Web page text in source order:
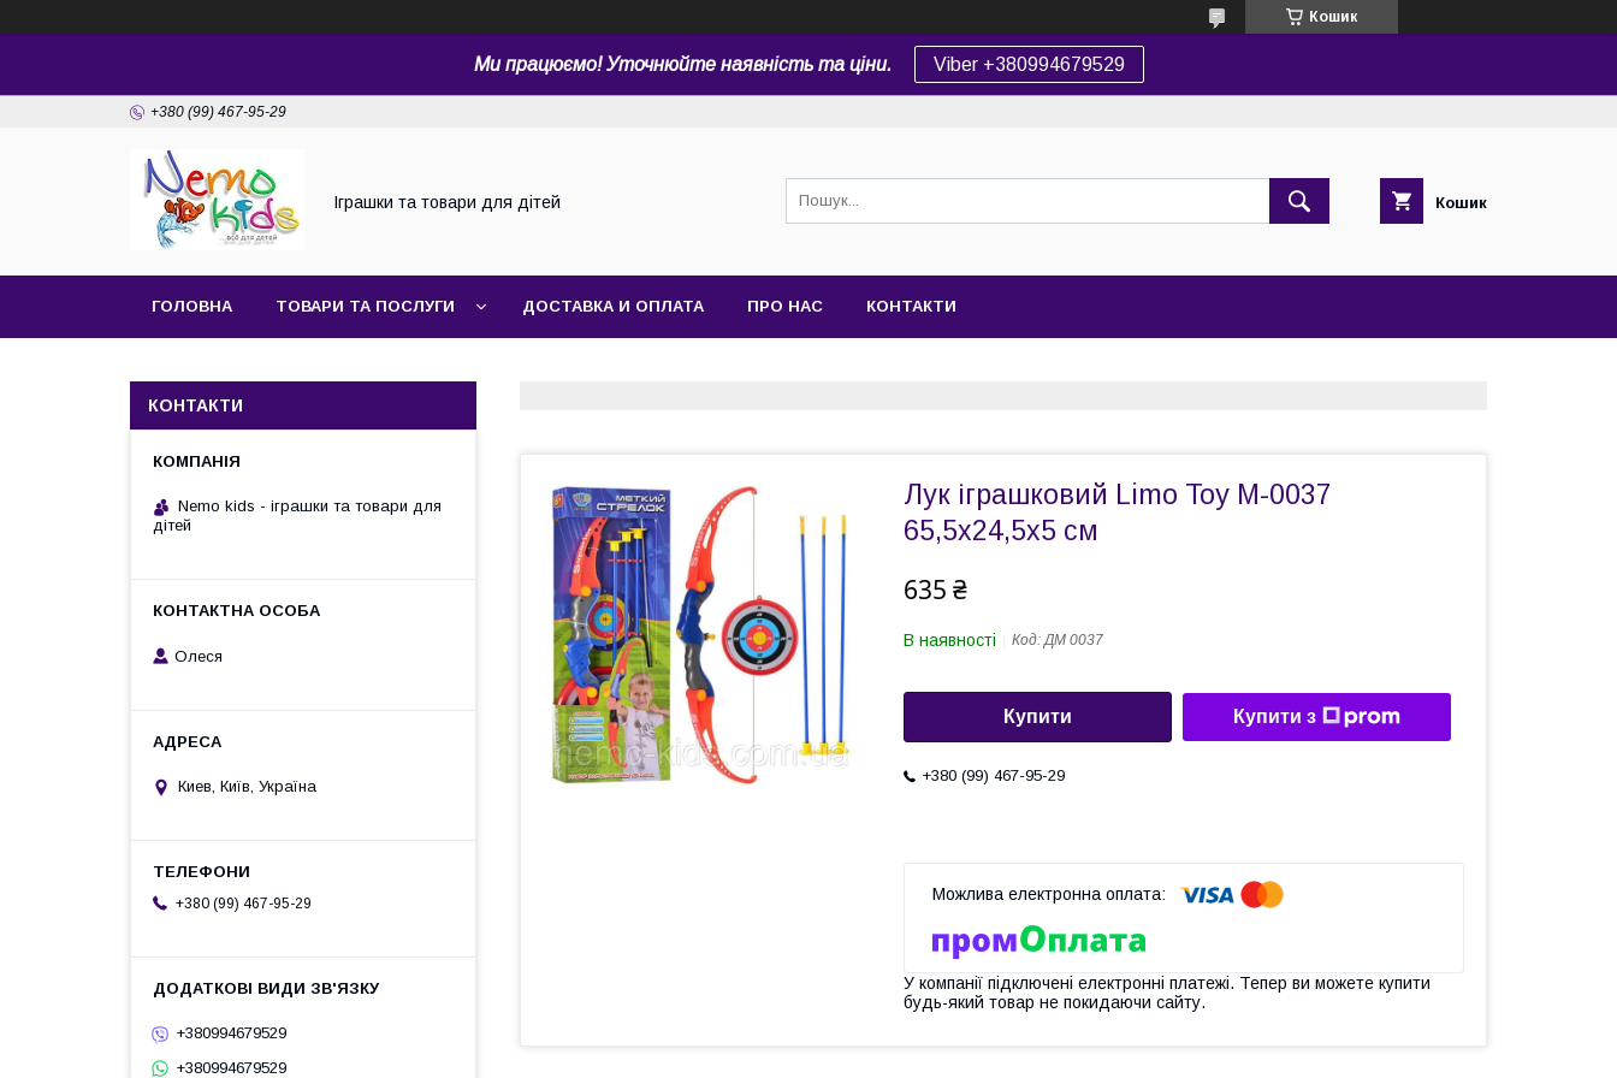
Кошик
Ми працюємо! Уточнюйте наявність та ціни. Viber +380994679529
+380 (99) 467-95-29
Іграшки та товари для дітей Кошик
ГОЛОВНА ТОВАРИ ТА ПОСЛУГИ ДОСТАВКА И ОПЛАТА ПРО НАС КОНТАКТИ
Лук іграшковий Limo Toy M-0037
65,5х24,5х5 см
635 ₴
В наявності Код:ДМ 0037
Купити Купити з
+380 (99) 467-95-29
У компанії підключені електронні платежі. Тепер ви можете купити
будь-який товар не покидаючи сайту.
КОНТАКТИ
Nemo kids - іграшки та товари для
дітей
Олеся
Киев, Київ, Україна
+380 (99) 467-95-29
+380994679529
+380994679529